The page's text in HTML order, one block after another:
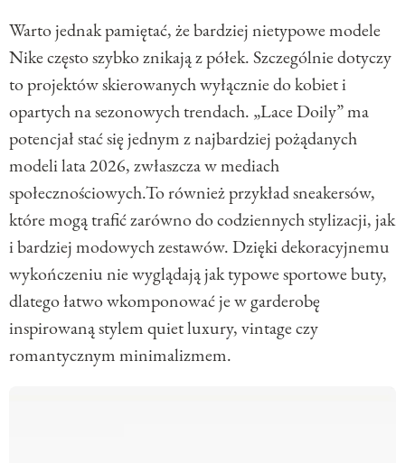
Warto jednak pamiętać, że bardziej nietypowe modele
Nike często szybko znikają z półek. Szczególnie dotyczy
to projektów skierowanych wyłącznie do kobiet i
opartych na sezonowych trendach. „Lace Doily” ma
potencjał stać się jednym z najbardziej pożądanych
modeli lata 2026, zwłaszcza w mediach
społecznościowych.To również przykład sneakersów,
które mogą trafić zarówno do codziennych stylizacji, jak
i bardziej modowych zestawów. Dzięki dekoracyjnemu
wykończeniu nie wyglądają jak typowe sportowe buty,
dlatego łatwo wkomponować je w garderobę
inspirowaną stylem quiet luxury, vintage czy
romantycznym minimalizmem.